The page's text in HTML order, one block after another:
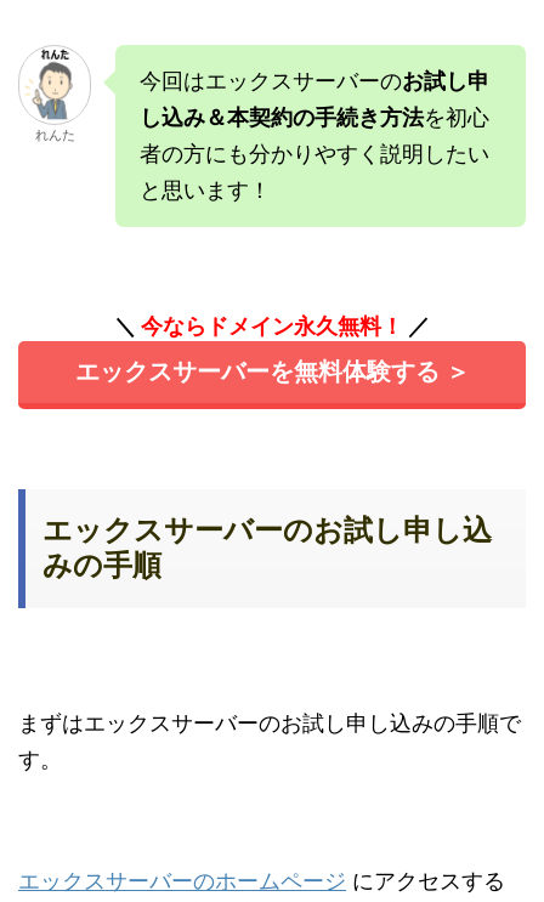
れんた
今回はエックスサーバーのお試し申
し込み＆本契約の手続き方法を初心
者の方にも分かりやすく説明したい
と思います！
＼ 今ならドメイン永久無料！ ／
エックスサーバーを無料体験する ＞
エックスサーバーのお試し申し込
みの手順
まずはエックスサーバーのお試し申し込みの手順で
す。
エックスサーバーのホームページ にアクセスする